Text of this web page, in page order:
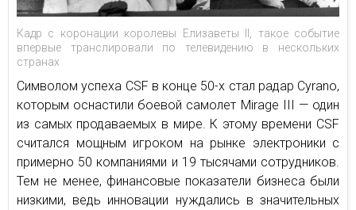
Кадр с коронации королевы Елизаветы II, такое событие
впервые транслировали по телевидению в нескольких
странах
Символом успеха CSF в конце 50-х стал радар Cyrano,
которым оснастили боевой самолет Mirage III — один
из самых продаваемых в мире. К этому времени CSF
считался мощным игроком на рынке электроники с
примерно 50 компаниями и 19 тысячами сотрудников.
Тем не менее, финансовые показатели бизнеса были
низкими, ведь инновации нуждались в значительных